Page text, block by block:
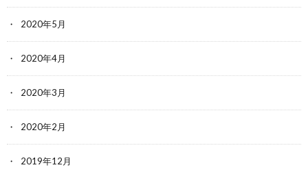
2020年5月
2020年4月
2020年3月
2020年2月
2019年12月